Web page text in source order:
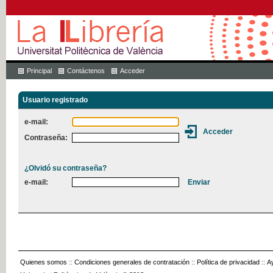
Principal Contáctenos Acceder
Usuario registrado
e-mail:
Contraseña:
¿Olvidó su contraseña?
e-mail:
Quienes somos :: Condiciones generales de contratación :: Política de privacidad ::